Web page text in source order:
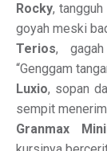
Rocky,
goyah meski
Terios,
“Genggam
Luxio, sopan
sempit
Granmax